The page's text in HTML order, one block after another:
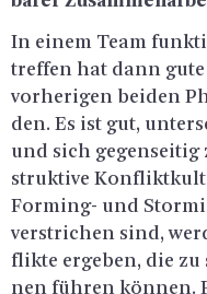
In einem Team
tref­fen hat dann
vor­he­ri­gen bei­den
den. Es ist gut,
und sich
struk­ti­ve
For­ming- und
ver­stri­chen sind,
flik­te er­ge­ben, die
nen füh­ren kön­nen.